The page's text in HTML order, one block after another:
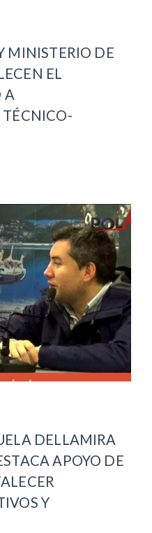
MINISTERIO DE
EL
A
TÉCNICO-
DELLAMIRA
APOYO DE
Y